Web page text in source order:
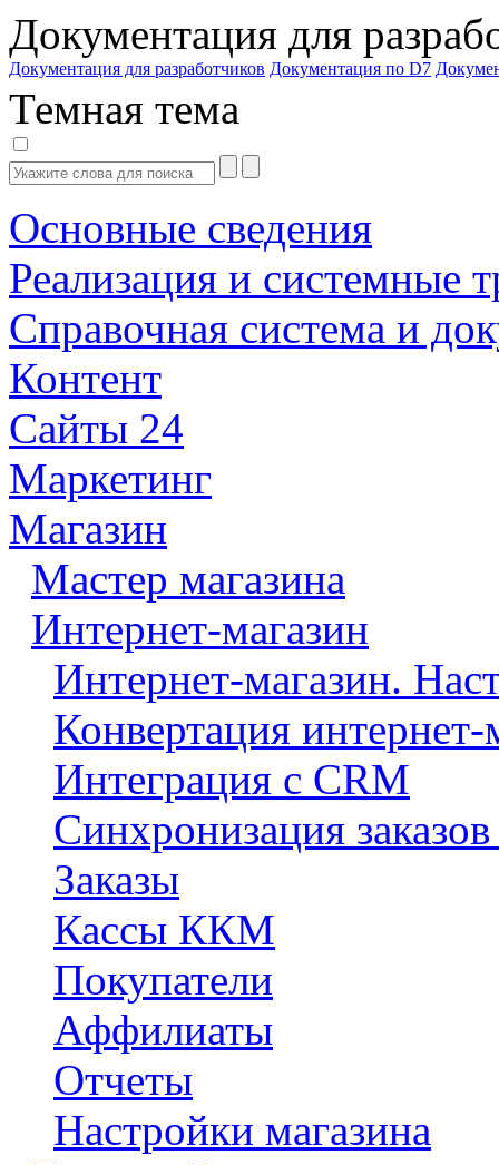
Документация для
Документация для разработчиков Документация по D7
Темная тема
Основные сведения
Реализация и системные
Справочная система и
Контент
Сайты 24
Маркетинг
Магазин
Мастер магазина
Интернет-магазин
Интернет-магазин.
Конвертация интернет-
Интеграция с CRM
Синхронизация
Заказы
Кассы ККМ
Покупатели
Аффилиаты
Отчеты
Настройки магазина